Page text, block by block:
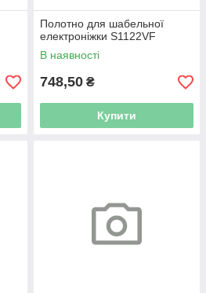
Полотно для шабельної
електроніжки S1122VF
В наявності
748,50 ₴
Купити